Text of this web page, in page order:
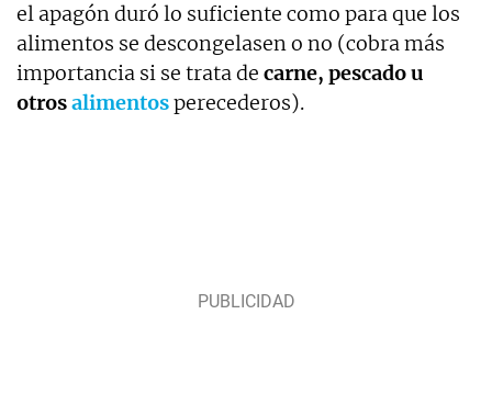
el apagón duró lo suficiente como para que los
alimentos se descongelasen o no (cobra más
importancia si se trata de carne, pescado u
otrosalimentosperecederos).